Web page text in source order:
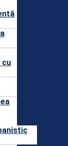
cu